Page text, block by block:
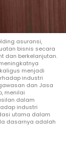
asuransi,
bisnis secara
dan berkelanjutan.
menjadi
industri
dan Jasa
menilai
dalam
industri
utama dalam
dasarnya adalah